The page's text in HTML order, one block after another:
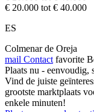
€ 20.000 tot € 40.000
ES
Colmenar de Oreja
mail Contact favorite
Plaats nu - eenvoudig,
Vind de juiste
grootste marktplaats
enkele minuten!